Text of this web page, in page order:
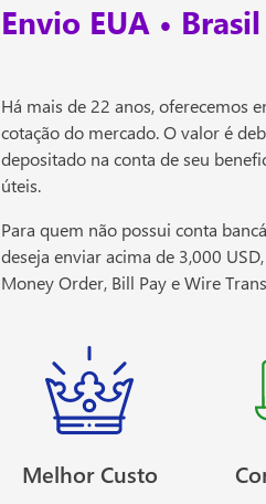
Envio EUA • Brasil
Há mais de 22 anos, oferecemos
cotação do mercado. O valor é
depositado na conta de seu
úteis.
Para quem não possui conta
deseja enviar acima de 3,000
Money Order, Bill Pay e Wire
Melhor Custo